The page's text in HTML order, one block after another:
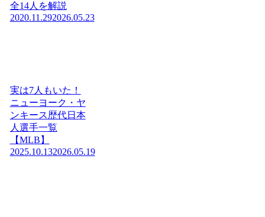
全14人を解説
2020.11.292026.05.23
実は7人もいた！
ニューヨーク・ヤ
ンキース歴代日本
人選手一覧
【MLB】
2025.10.132026.05.19